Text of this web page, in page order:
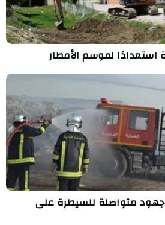
استعدادًا لموسم الأمطار
جهود متواصلة للسيطرة على